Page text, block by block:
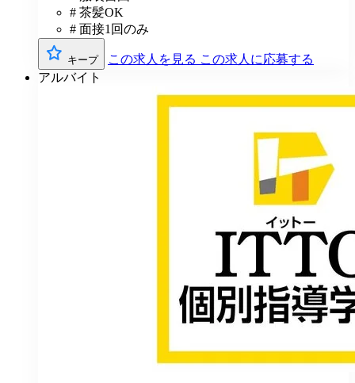
# 茶髪OK
# 面接1回のみ
キープ この求人を見る この求人に応募する
アルバイト